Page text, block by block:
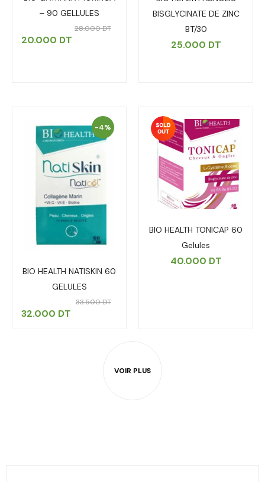
– 90 GELLULES
28.000DT
20.000 DT
BISGLYCINATE DE ZINC
BT/30
25.000 DT
-4%
BIO HEALTH NATISKIN 60
GELULES
33.500DT
32.000 DT
BIO HEALTH TONICAP 60
Gelules
40.000 DT